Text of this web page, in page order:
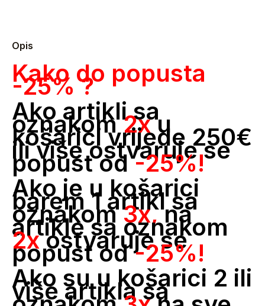
Opis
Kako do popusta
-25% ?
Ako artikli sa
oznakom2xu
košarici vrijede 250€
ili više ostvaruje se
popust od-25%!
Ako je u košarici
barem 1 artikl sa
oznakom3x,na
artikle sa oznakom
2xostvaruje se
popust od-25%!
Ako su u košarici 2 ili
više artikla sa